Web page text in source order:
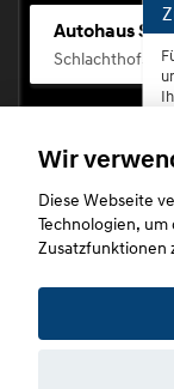
Autohaus
Schlachthofstr.
Wir
Diese Webseite
Technologien,
Zusatzfunktionen